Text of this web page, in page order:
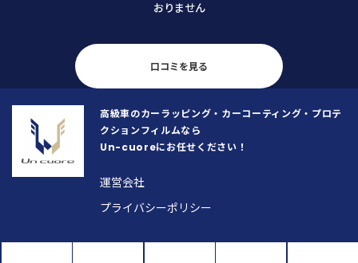
し、まずそこで安心致しました。 予
気にし、何にこだわっているのか」
を正確に把握するために、本当に誠
実に話を聞いてくださいました。
間、不安な気持ちがスッと消えとて
も安心したと同時に、顧客の要望や
こだわりを真摯にヒアリングし正確
に把握することがいかに大切か、こ
の歳になって若い馬場さんから改め
て学ばせて頂いた次第です。 そし
おりません
口コミを見る
高級車のカーラッピング・カーコーティング・プロテ
クションフィルムなら
Un-cuoreにお任せください！
運営会社
プライバシーポリシー